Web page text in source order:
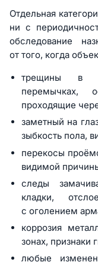
Отдельная
ни с
обследование
от того, когда
трещины в
перемычках,
проходящие
заметный на
зыбкость пола,
перекосы
видимой
следы
кладки,
с оголением
коррозия
зонах, признаки
любые